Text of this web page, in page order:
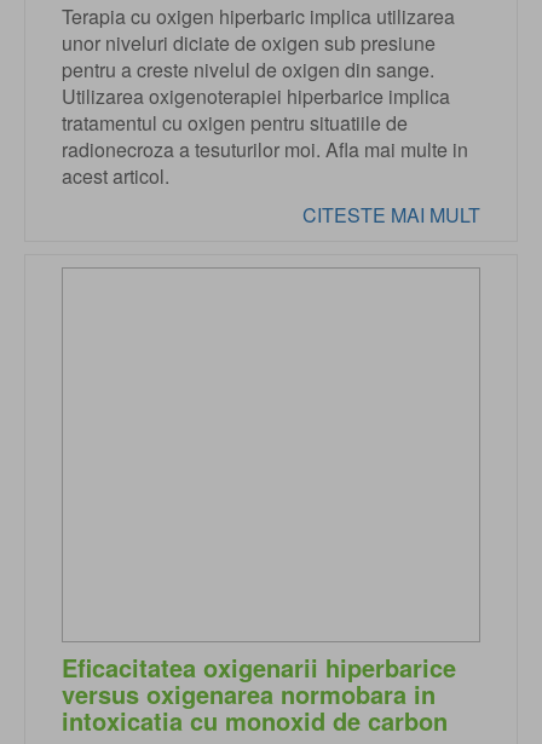
Terapia cu oxigen hiperbaric implica utilizarea
unor niveluri diciate de oxigen sub presiune
pentru a creste nivelul de oxigen din sange.
Utilizarea oxigenoterapiei hiperbarice implica
tratamentul cu oxigen pentru situatiile de
radionecroza a tesuturilor moi. Afla mai multe in
acest articol.
CITESTE MAI MULT
Eficacitatea oxigenarii hiperbarice
versus oxigenarea normobara in
intoxicatia cu monoxid de carbon